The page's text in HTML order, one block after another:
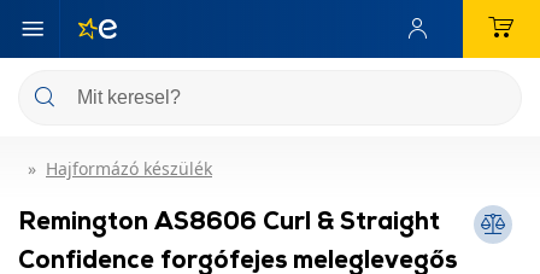
Hajformázó készülék
Remington AS8606 Curl & Straight
Confidence forgófejes meleglevegős